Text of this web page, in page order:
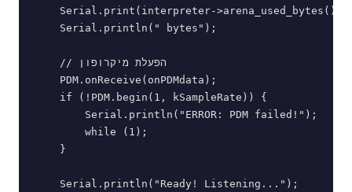
    Serial.print(interpreter->arena_used_bytes());
    Serial.println(" bytes");
    // הפעלת מיקרופון
    PDM.onReceive(onPDMdata);
    if (!PDM.begin(1, kSampleRate)) {
        Serial.println("ERROR: PDM failed!");
        while (1);
    }
    Serial.println("Ready! Listening...");